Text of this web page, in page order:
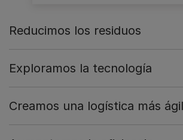
Reducimos los residuos
Exploramos la tecnología
Creamos una logística más ágil